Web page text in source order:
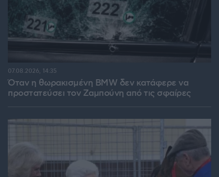
Όταν η θωρακισμένη BMW δεν κατάφερε να
προστατεύσει τον Ζαμπούνη από τις σφαίρες
07.08.2026, 14:35